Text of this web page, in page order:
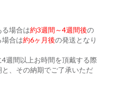
場合は約3週間～4週間後の
合は約6ヶ月後の発送となり
週間以上お時間を頂戴する際
、その納期でご了承いただ